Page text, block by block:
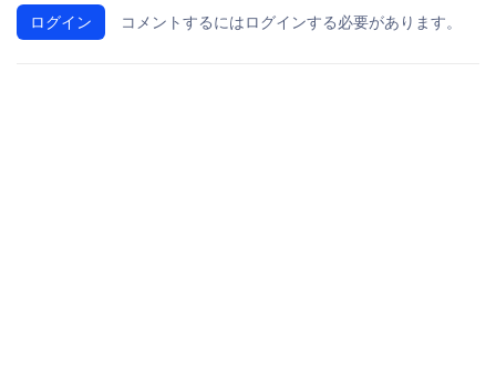
ログイン コメントするにはログインする必要があります。